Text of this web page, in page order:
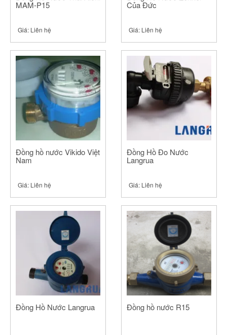
MAM-P15
Giá: Liên hệ
Của Đức
Giá: Liên hệ
Đồng hồ nước Vikido Việt
Nam
Giá: Liên hệ
Đồng Hồ Đo Nước
Langrua
Giá: Liên hệ
Đồng Hồ Nước Langrua Đồng hồ nước R15